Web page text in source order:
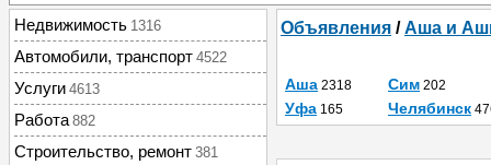
Недвижимость 1316
Автомобили, транспорт 4522
Услуги 4613
Работа 882
Строительство, ремонт 381
Объявления /Аша и
Аша 2318 Сим 202
Уфа 165 Челябинск